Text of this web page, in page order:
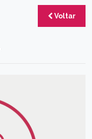
Voltar